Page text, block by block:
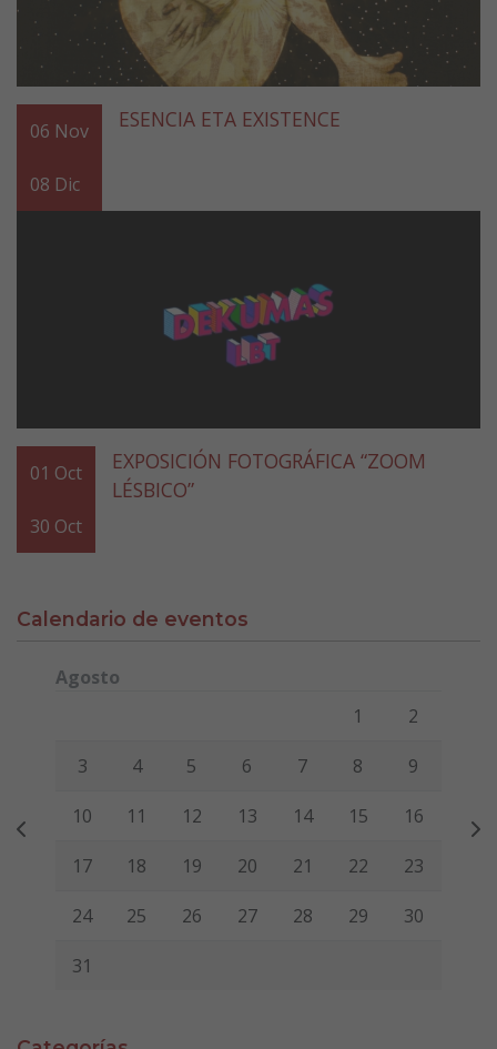
06 Nov
08 Dic
ESENCIA ETA EXISTENCE
01 Oct
30 Oct
EXPOSICIÓN FOTOGRÁFICA “ZOOM
LÉSBICO”
Calendario de eventos
Agosto
Viernes Sábado
1 2
3 4 5 6 7 8 9
10 11 12 13 14 15 16
17 18 19 20 21 22 23
24 25 26 27 28 29 30
31